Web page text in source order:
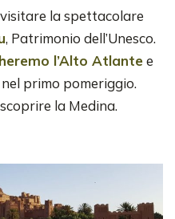
la spettacolare
, Patrimonio dell’Unesco.
l’Alto Atlantee
nel primo pomeriggio.
la Medina.